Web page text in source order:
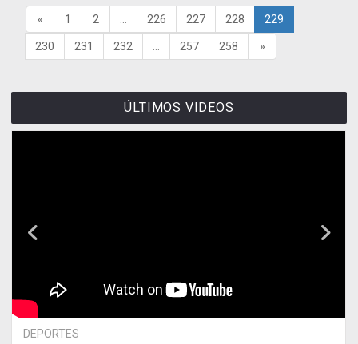
« 1 2 226 227 228 229
230 231 232 257 258 »
ÚLTIMOS VIDEOS
DEPORTES